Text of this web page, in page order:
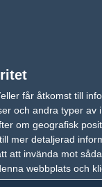
får åtkomst till
och andra typer
om geografisk
mer detaljerad
att invända mot
webbplats och
Vitality
nyblivna
STRIKE